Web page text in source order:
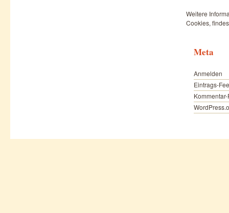
Weitere
Cookies,
Meta
Anmelden
Eintrags-